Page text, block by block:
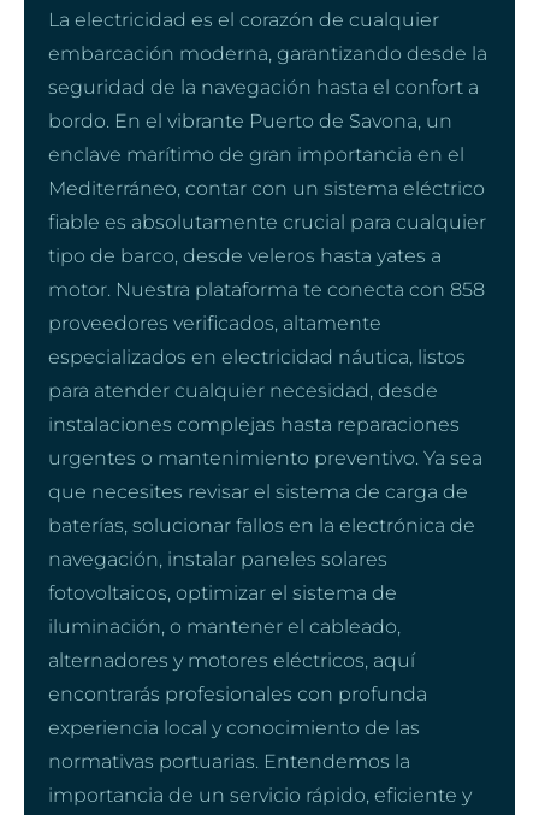
La electricidad es el corazón de cualquier
embarcación moderna, garantizando desde la
seguridad de la navegación hasta el confort a
bordo. En el vibrante Puerto de Savona, un
enclave marítimo de gran importancia en el
Mediterráneo, contar con un sistema eléctrico
fiable es absolutamente crucial para cualquier
tipo de barco, desde veleros hasta yates a
motor. Nuestra plataforma te conecta con 858
proveedores verificados, altamente
especializados en electricidad náutica, listos
para atender cualquier necesidad, desde
instalaciones complejas hasta reparaciones
urgentes o mantenimiento preventivo. Ya sea
que necesites revisar el sistema de carga de
baterías, solucionar fallos en la electrónica de
navegación, instalar paneles solares
fotovoltaicos, optimizar el sistema de
iluminación, o mantener el cableado,
alternadores y motores eléctricos, aquí
encontrarás profesionales con profunda
experiencia local y conocimiento de las
normativas portuarias. Entendemos la
importancia de un servicio rápido, eficiente y